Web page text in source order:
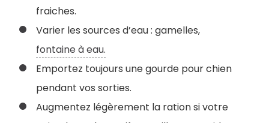
fraiches.
Varier les sources d’eau : gamelles,
fontaine à eau.
Emportez toujours une gourde pour chien
pendant vos sorties.
Augmentez légèrement la ration si votre